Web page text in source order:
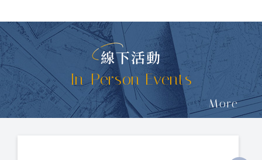
線下活動
In-Person Events
More